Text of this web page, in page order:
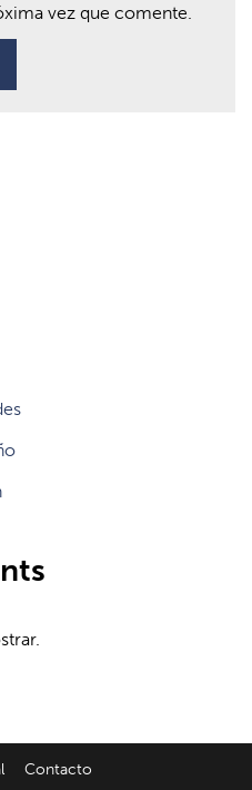
vez que comente.
Contacto